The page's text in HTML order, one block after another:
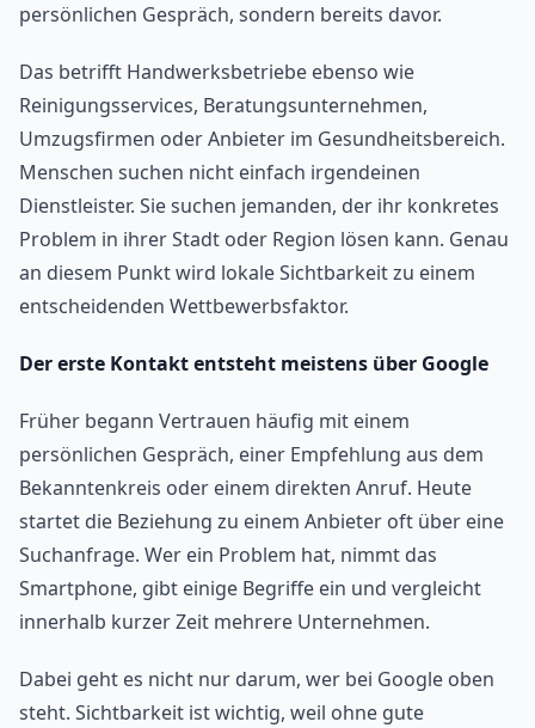
persönlichen Gespräch, sondern bereits davor.
Das betrifft Handwerksbetriebe ebenso wie
Reinigungsservices, Beratungsunternehmen,
Umzugsfirmen oder Anbieter im Gesundheitsbereich.
Menschen suchen nicht einfach irgendeinen
Dienstleister. Sie suchen jemanden, der ihr konkretes
Problem in ihrer Stadt oder Region lösen kann. Genau
an diesem Punkt wird lokale Sichtbarkeit zu einem
entscheidenden Wettbewerbsfaktor.
Der erste Kontakt entsteht meistens über Google
Früher begann Vertrauen häufig mit einem
persönlichen Gespräch, einer Empfehlung aus dem
Bekanntenkreis oder einem direkten Anruf. Heute
startet die Beziehung zu einem Anbieter oft über eine
Suchanfrage. Wer ein Problem hat, nimmt das
Smartphone, gibt einige Begriffe ein und vergleicht
innerhalb kurzer Zeit mehrere Unternehmen.
Dabei geht es nicht nur darum, wer bei Google oben
steht. Sichtbarkeit ist wichtig, weil ohne gute